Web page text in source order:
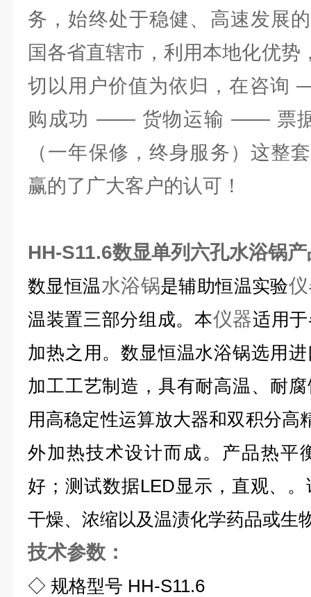
务，始终处于稳健、高速发展
国各省直辖市，利用本地化优势
切以用户价值为依归，在咨
购成功 —— 货物运输 —— 票
（一年保修，终身服务）这整
赢的了广大客户的认可！
HH-S11.6数显单列六孔水浴锅
数显恒温水浴锅是辅助恒温实验
温装置三部分组成。本仪器适用
加热之用。数显恒温水浴锅选用
加工工艺制造，具有耐高温、耐
用高稳定性运算放大器和双积分高
外加热技术设计而成。产品热平
好；测试数据LED显示，直观、
干燥、浓缩以及温渍化学药品或生
技术参数：
◇ 规格型号 HH-S11.6